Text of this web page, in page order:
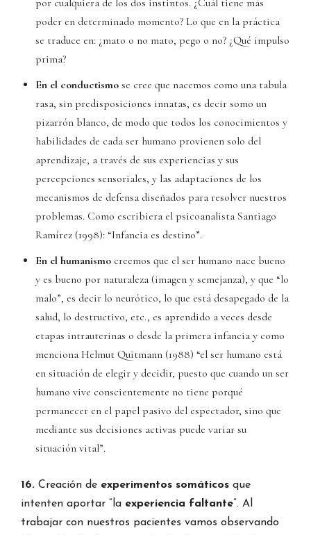
por cualquiera de los dos instintos. ¿Cuál tiene más
poder en determinado momento? Lo que en la práctica
se traduce en: ¿mato o no mato, pego o no? ¿Qué impulso
prima?
En el conductismose cree que nacemos como una tabula
rasa, sin predisposiciones innatas, es decir somo un
pizarrón blanco, de modo que todos los conocimientos y
habilidades de cada ser humano provienen solo del
aprendizaje, a través de sus experiencias y sus
percepciones sensoriales, y las adaptaciones de los
mecanismos de defensa diseñados para resolver nuestros
problemas. Como escribiera el psicoanalista Santiago
Ramírez (1998): “Infancia es destino”.
En el humanismo creemos que el ser humano nace bueno
y es bueno por naturaleza (imagen y semejanza), y que “lo
malo”, es decir lo neurótico, lo que está desapegado de la
salud, lo destructivo, etc., es aprendido a veces desde
etapas intrauterinas o desde la primera infancia y como
menciona Helmut Quitmann (1988) “el ser humano está
en situación de elegir y decidir, puesto que cuando un ser
humano vive conscientemente no tiene porqué
permanecer en el papel pasivo del espectador, sino que
mediante sus decisiones activas puede variar su
situación vital”.
16. Creación de experimentos somáticos que
intenten aportar “la experiencia faltante”. Al
trabajar con nuestros pacientes vamos observando